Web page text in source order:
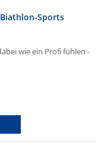
Sports
wie ein Profi fühlen -